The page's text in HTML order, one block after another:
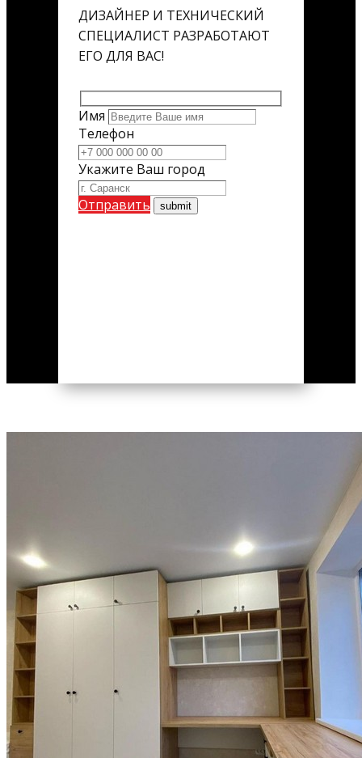
ДИЗАЙНЕР И ТЕХНИЧЕСКИЙ
СПЕЦИАЛИСТ РАЗРАБОТАЮТ
ЕГО ДЛЯ ВАС!
Имя
Телефон
Укажите Ваш город
Отправить